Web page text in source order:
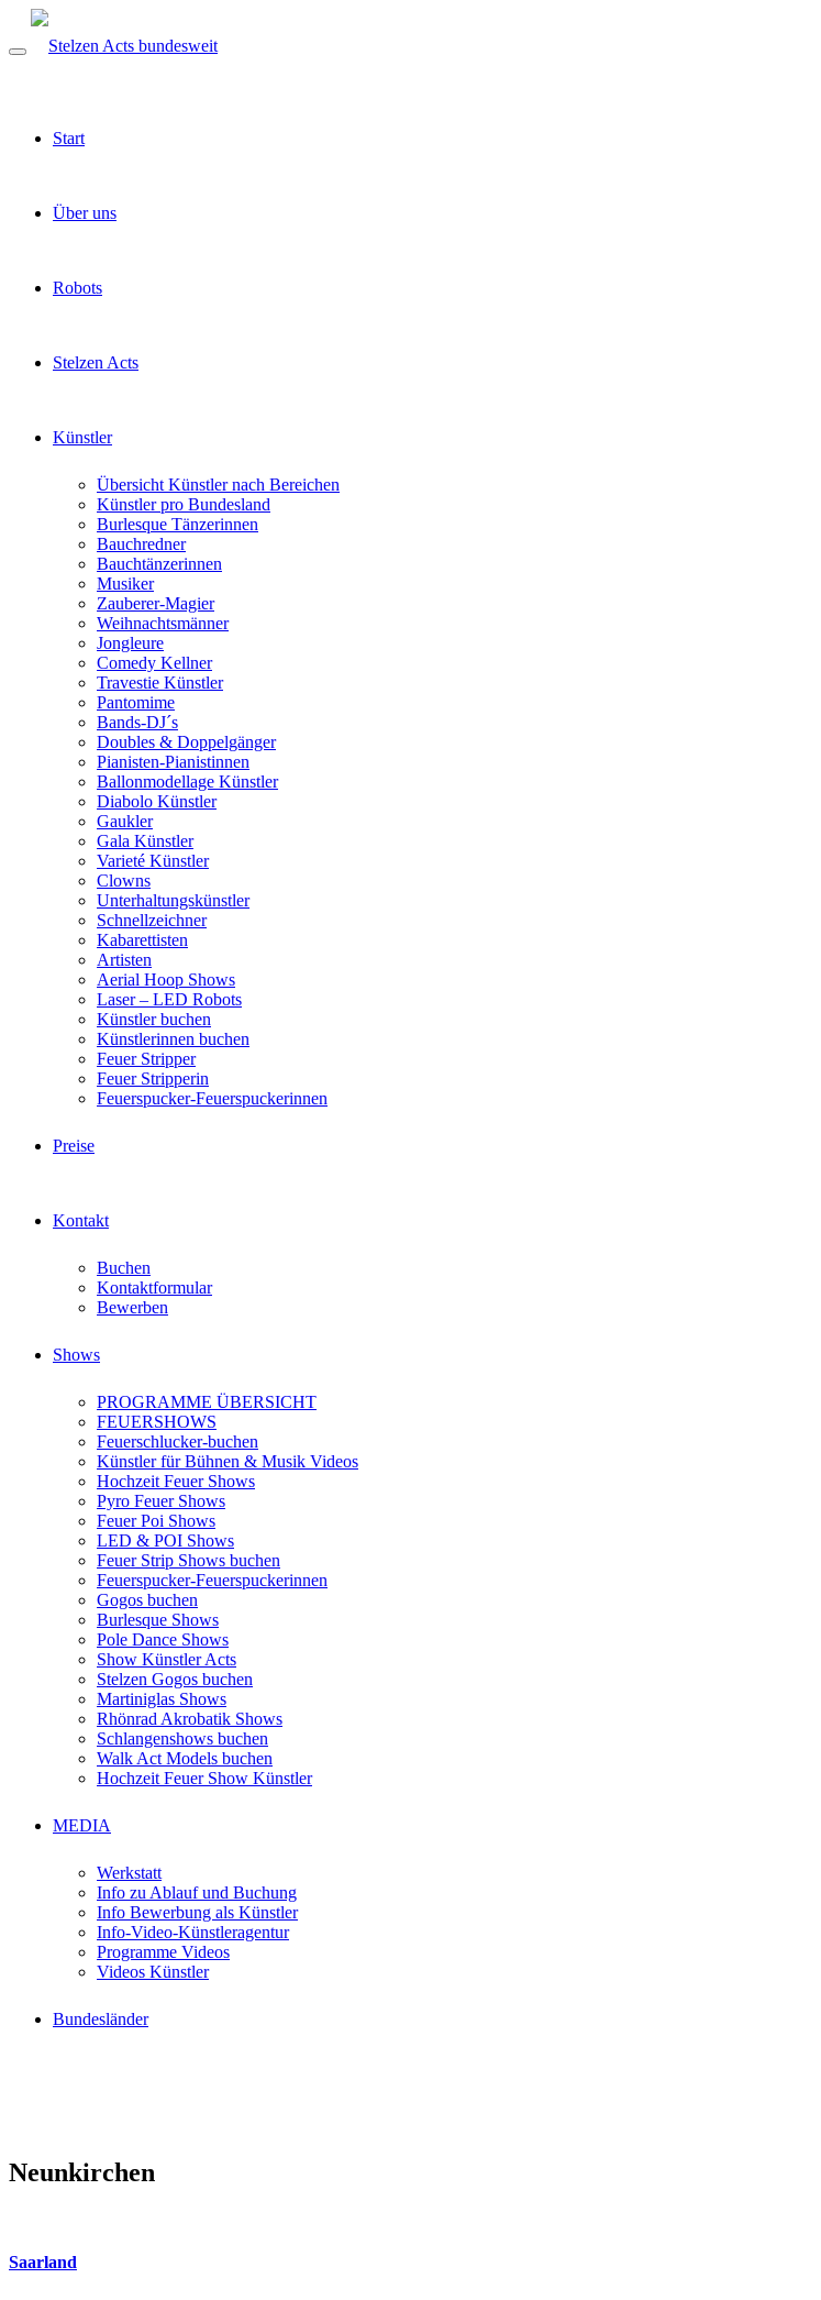
Start
Über uns
Robots
Stelzen Acts
Künstler
Übersicht Künstler nach Bereichen
Künstler pro Bundesland
Burlesque Tänzerinnen
Bauchredner
Bauchtänzerinnen
Musiker
Zauberer-Magier
Weihnachtsmänner
Jongleure
Comedy Kellner
Travestie Künstler
Pantomime
Bands-DJ´s
Doubles & Doppelgänger
Pianisten-Pianistinnen
Ballonmodellage Künstler
Diabolo Künstler
Gaukler
Gala Künstler
Varieté Künstler
Clowns
Unterhaltungskünstler
Schnellzeichner
Kabarettisten
Artisten
Aerial Hoop Shows
Laser – LED Robots
Künstler buchen
Künstlerinnen buchen
Feuer Stripper
Feuer Stripperin
Feuerspucker-Feuerspuckerinnen
Preise
Kontakt
Buchen
Kontaktformular
Bewerben
Shows
PROGRAMME ÜBERSICHT
FEUERSHOWS
Feuerschlucker-buchen
Künstler für Bühnen & Musik Videos
Hochzeit Feuer Shows
Pyro Feuer Shows
Feuer Poi Shows
LED & POI Shows
Feuer Strip Shows buchen
Feuerspucker-Feuerspuckerinnen
Gogos buchen
Burlesque Shows
Pole Dance Shows
Show Künstler Acts
Stelzen Gogos buchen
Martiniglas Shows
Rhönrad Akrobatik Shows
Schlangenshows buchen
Walk Act Models buchen
Hochzeit Feuer Show Künstler
MEDIA
Werkstatt
Info zu Ablauf und Buchung
Info Bewerbung als Künstler
Info-Video-Künstleragentur
Programme Videos
Videos Künstler
Bundesländer
Neunkirchen
Saarland